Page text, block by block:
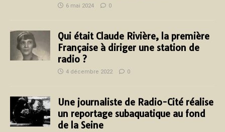
6 mai 2024 0
Qui était Claude Rivière, la première
Française à diriger une station de
radio ?
4 décembre 2022 0
Une journaliste de Radio-Cité réalise
un reportage subaquatique au fond
de la Seine